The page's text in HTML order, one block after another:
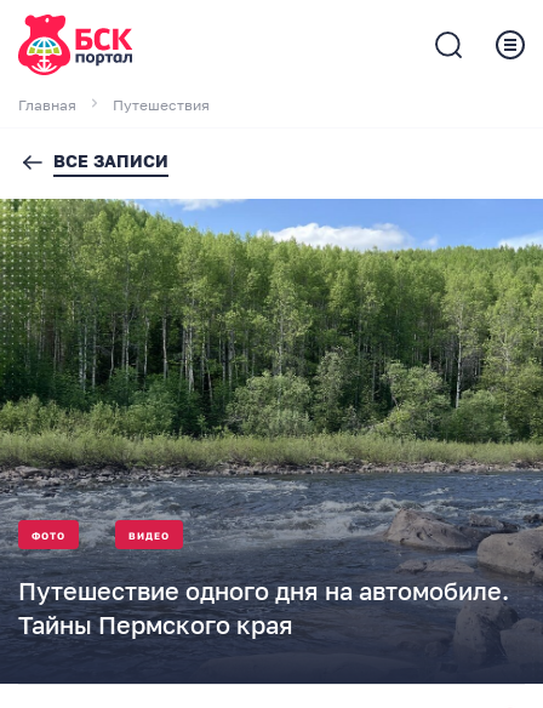
Главная Путешествия
ВСЕ ЗАПИСИ
ФОТО ВИДЕО
Путешествие одного дня на автомобиле.
Тайны Пермского края